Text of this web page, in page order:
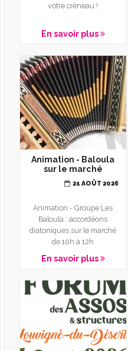
votre créneau !
En savoir plus
Animation - Baloula
sur le marché
21 AOÛT 2026
Animation - Groupe Les
Baloula : accordéons
diatoniques sur le marché
de 10h à 12h
En savoir plus